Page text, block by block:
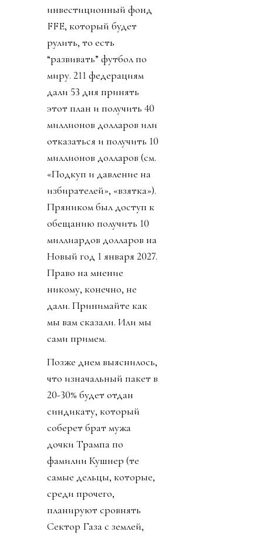
инвестиционный фонд
FFE, который будет
рулить, то есть
“развивать” футбол по
миру. 211 федерациям
дали 53 дня принять
этот план и получить 40
миллионов долларов или
отказаться и получить 10
миллионов долларов (см.
«Подкуп и давление на
избирателей», «взятка»).
Пряником был доступ к
обещанию получить 10
миллиардов долларов на
Новый год 1 января 2027.
Право на мнение
никому, конечно, не
дали. Принимайте как
мы вам сказали. Или мы
сами примем.
Позже днем выяснилось,
что изначальный пакет в
20-30% будет отдан
синдикату, который
соберет брат мужа
дочки Трампа по
фамилии Кушнер (те
самые дельцы, которые,
среди прочего,
планируют сровнять
Сектор Газа с землей,